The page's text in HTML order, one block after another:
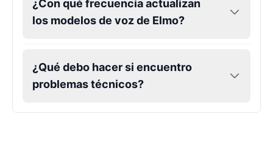
¿Con qué frecuencia actualizan
los modelos de voz de Elmo?
¿Qué debo hacer si encuentro
problemas técnicos?